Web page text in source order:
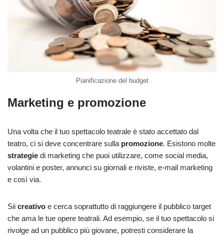
Pianificazione del budget
Marketing e promozione
Una volta che il tuo spettacolo teatrale è stato accettato dal
teatro, ci si deve concentrare sulla promozione. Esistono molte
strategie di marketing che puoi utilizzare, come social media,
volantini e poster, annunci su giornali e riviste, e-mail marketing
e così via.
Sii creativo e cerca soprattutto di raggiungere il pubblico target
che ama le tue opere teatrali. Ad esempio, se il tuo spettacolo si
rivolge ad un pubblico più giovane, potresti considerare la